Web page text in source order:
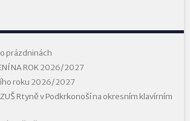
prázdninách
NA ROK 2026/2027
roku 2026/2027
Rtyně v Podkrkonoší na okresním klavírním